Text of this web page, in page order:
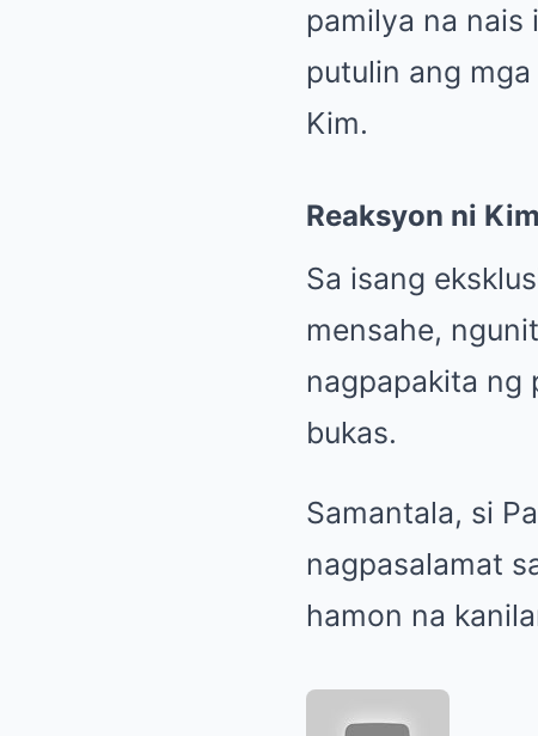
pamilya na
putulin ang
Kim.
Reaksyon ni
Sa isang
mensahe,
nagpapakita ng
bukas.
Samantala, si
nagpasalamat
hamon na